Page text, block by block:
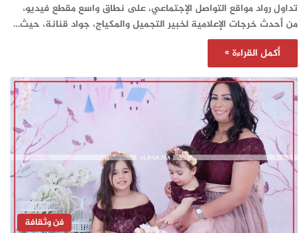
تداول رواد مواقع التواصل الإجتماعي، على نطاق واسع مقطع فيديو،
من أحدث خرجات الإعلامية لخبير التجميل والمكياج، جواد قنانة، حيث…
أكمل القراءة »
فن وثقافة